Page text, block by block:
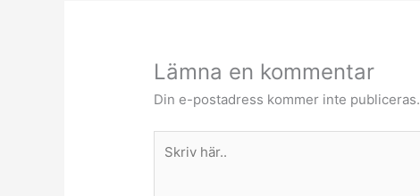
Lämna en kommentar
Din e-postadress kommer inte publiceras.
här..